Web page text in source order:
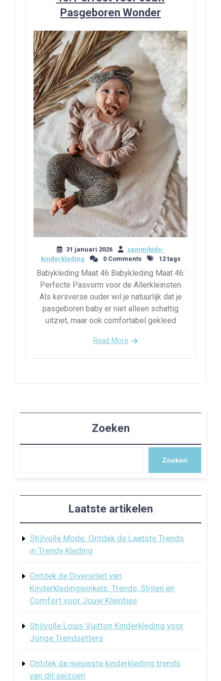
Pasgeboren Wonder
31 januari 2026
sammikids-
kinderkleding
0 Comments 12 tags
Babykleding Maat 46 Babykleding Maat 46:
Perfecte Pasvorm voor de Allerkleinsten
Als kersverse ouder wil je natuurlijk dat je
pasgeboren baby er niet alleen schattig
uitziet, maar ook comfortabel gekleed
Read More
Zoeken
Zoeken
Laatste artikelen
Stijlvolle Mode: Ontdek de Laatste Trends
in Trendy Kleding
Ontdek de Diversiteit van
Kinderkledingwinkels: Trends, Stijlen en
Comfort voor Jouw Kleintjes
Stijlvolle Louis Vuitton Kinderkleding voor
Jonge Trendsetters
Ontdek de nieuwste kinderkleding trends
van dit seizoen